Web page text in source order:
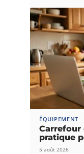
ÉQUIPEMENT
Carrefour
pratique
5 août 2026